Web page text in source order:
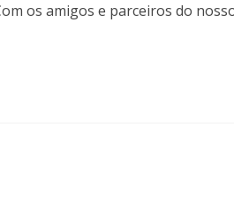
os amigos e parceiros do